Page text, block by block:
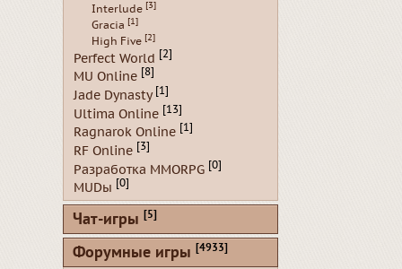
Interlude [3]
Gracia [1]
High Five [2]
Perfect World [2]
MU Online [8]
Jade Dynasty [1]
Ultima Online [13]
Ragnarok Online [1]
RF Online [3]
Разработка MMORPG [0]
MUDы [0]
Чат-игры [5]
Форумные игры [4933]